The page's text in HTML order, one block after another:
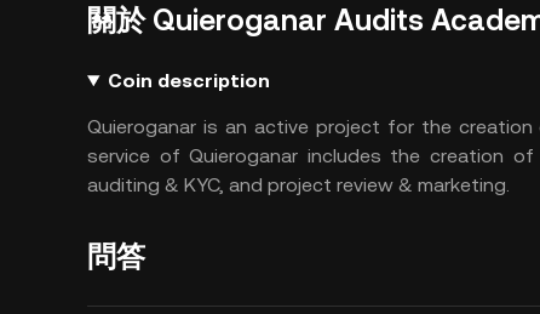
關於 Quieroganar Audits
Coin description
Quieroganar is an active project for the
service of Quieroganar includes the creation
auditing & KYC, and project review & marketing.
問答